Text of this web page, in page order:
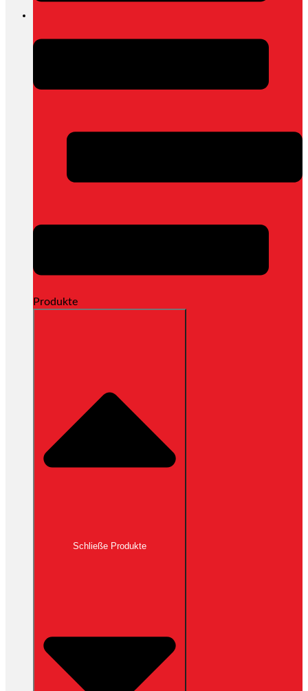
Produkte
Schließe Produkte